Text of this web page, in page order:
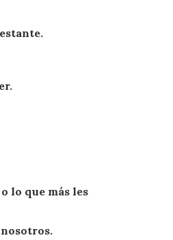
lo que más les